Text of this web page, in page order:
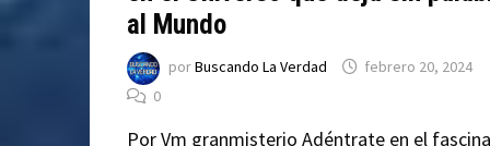
al Mundo
porBuscando La Verdad
febrero 20, 2024
0
Por Vm granmisterio Adéntrate en el